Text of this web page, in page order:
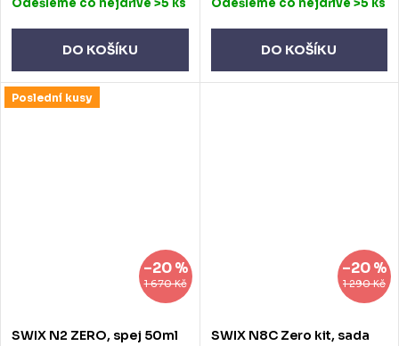
Odešleme co nejdříve >5 ks
DO KOŠÍKU
Odešleme co nejdříve >5 ks
DO KOŠÍKU
Poslední kusy
1 670 Kč
–20 %
SWIX N2 ZERO, spej 50ml
1 290 Kč
–20 %
SWIX N8C Zero kit, sada